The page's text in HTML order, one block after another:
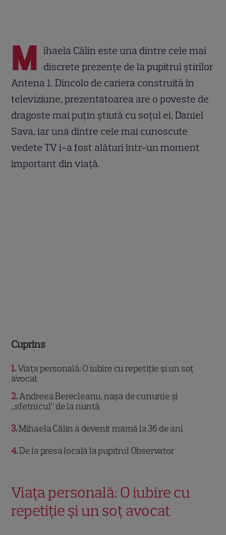
M ihaela Călin este una dintre cele mai
discrete prezențe de la pupitrul știrilor
Antena 1. Dincolo de cariera construită în
televiziune, prezentatoarea are o poveste de
dragoste mai puțin știută cu soțul ei, Daniel
Sava, iar una dintre cele mai cunoscute
vedete TV i-a fost alături într-un moment
important din viață.
Cuprins
1 Viața personală: O iubire cu repetiție și un soț
avocat
2 Andreea Berecleanu, nașa de cununie și
„sfetnicul” de la nuntă
3 Mihaela Călin a devenit mamă la 36 de ani
4 De la presa locală la pupitrul Observator
Viața personală: O iubire cu
repetiție și un soț avocat